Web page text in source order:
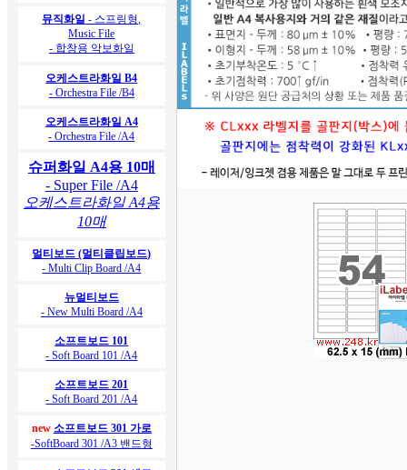
뮤직화일 - 스프링형,
Music File
- 합창용 악보화일
오케스트라화일 B4
- Orchestra File /B4
오케스트라화일 A4
- Orchestra File /A4
슈퍼화일 A4용 10매
- Super File /A4
오케스트라화일 A4용
10매
멀티보드 (멀티클립보드)
- Multi Clip Board /A4
뉴멀티보드
- New Multi Board /A4
소프트보드 101
- Soft Board 101 /A4
소프트보드 201
- Soft Board 201 /A4
new 소프트보드 301 가로
-SoftBoard 301 /A3 밴드형